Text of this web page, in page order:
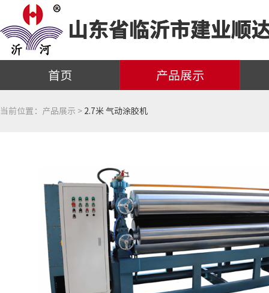
首页 产品展示
当前位置： 产品展示 > 2.7米 气动涂胶机